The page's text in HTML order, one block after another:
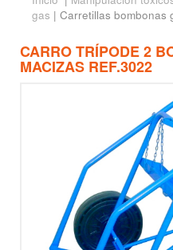
gas | Carretillas bombonas
CARRO TRÍPODE 2
MACIZAS REF.3022